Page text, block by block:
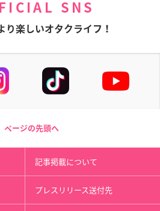
SNS
り楽しいオタクライフ！
ページの先頭へ
記事掲載について
プレスリリース送付先